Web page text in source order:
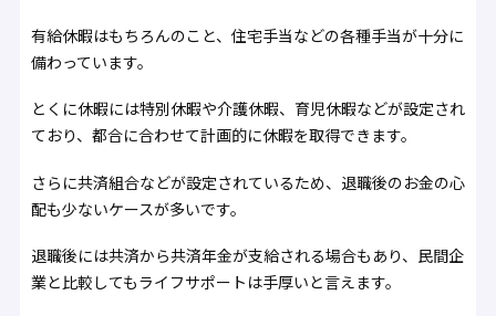
有給休暇はもちろんのこと、住宅手当などの各種手当が十分に
備わっています。
とくに休暇には特別休暇や介護休暇、育児休暇などが設定され
ており、都合に合わせて計画的に休暇を取得できます。
さらに共済組合などが設定されているため、退職後のお金の心
配も少ないケースが多いです。
退職後には共済から共済年金が支給される場合もあり、民間企
業と比較してもライフサポートは手厚いと言えます。